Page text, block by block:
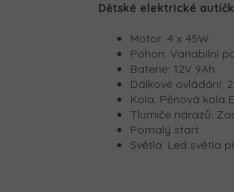
Dětské elektrické
Motor: 4 x 45W
Pohon: Variabilní
Baterie: 12V 9Ah
Dálkové ovládání:
Kola: Pěnová kola
Tlumiče nárazů:
Pomalý start
Světla: Led světla